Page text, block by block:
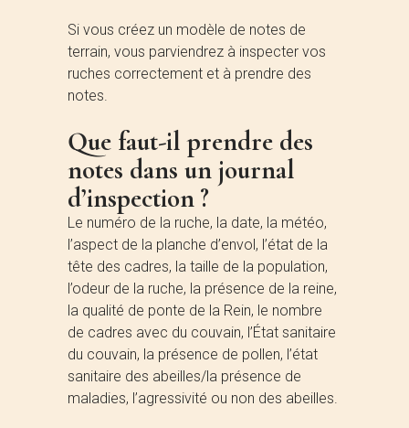
Si vous créez un modèle de notes de
terrain, vous parviendrez à inspecter vos
ruches correctement et à prendre des
notes.
Que faut-il prendre des
notes dans un journal
d’inspection ?
Le numéro de la ruche, la date, la météo,
l’aspect de la planche d’envol, l’état de la
tête des cadres, la taille de la population,
l’odeur de la ruche, la présence de la reine,
la qualité de ponte de la Rein, le nombre
de cadres avec du couvain, l’État sanitaire
du couvain, la présence de pollen, l’état
sanitaire des abeilles/la présence de
maladies, l’agressivité ou non des abeilles.